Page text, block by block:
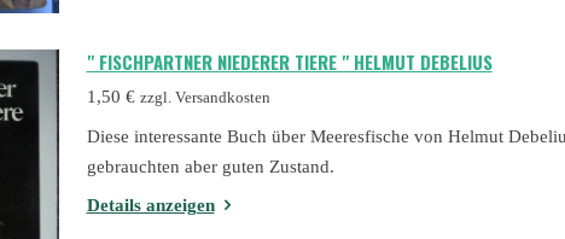
" FISCHPARTNER NIEDERER TIERE " HELMUT DEBELIUS
1,50 € zzgl. Versandkosten
Diese interessante Buch über Meeresfische von Helmut
gebrauchten aber guten Zustand.
Details anzeigen